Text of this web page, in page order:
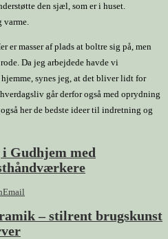
den sjæl, som er i huset.
varme.
er masser af plads at boltre sig på, men
Da jeg arbejdede havde vi
synes jeg, at det bliver lidt for
går derfor også med oprydning
her de bedste ideer til indretning og
Gudhjem med
Email
– stilrent brugskunst